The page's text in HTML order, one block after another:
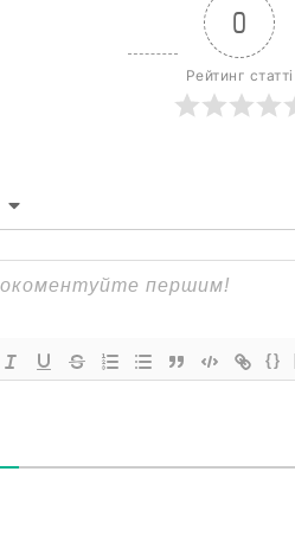
0
Рейтинг статті
{}